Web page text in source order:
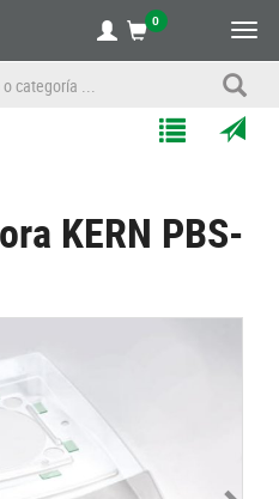
0
correo
a
Listas
KERN PBS-